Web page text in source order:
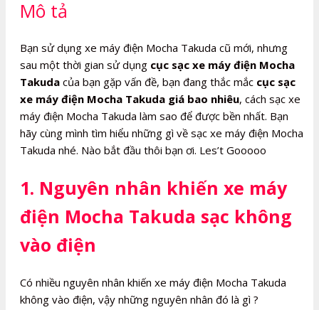
lượng
Mô tả
Bạn sử dụng xe máy điện Mocha Takuda cũ mới, nhưng
sau một thời gian sử dụng cục sạc xe máy điện Mocha
Takuda của bạn gặp vấn đề, bạn đang thắc mắc cục sạc
xe máy điện Mocha Takuda giá bao nhiêu, cách sạc xe
máy điện Mocha Takuda làm sao để được bền nhất. Bạn
hãy cùng mình tìm hiểu những gì về sạc xe máy điện Mocha
Takuda nhé. Nào bắt đầu thôi bạn ơi. Les’t Gooooo
1. Nguyên nhân khiến xe máy
điện Mocha Takuda sạc không
vào điện
Có nhiều nguyên nhân khiến xe máy điện Mocha Takuda
không vào điện, vậy những nguyên nhân đó là gì ?